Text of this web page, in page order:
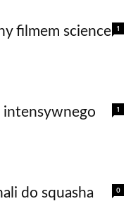
1
filmem science
1
intensywnego
0
do squasha